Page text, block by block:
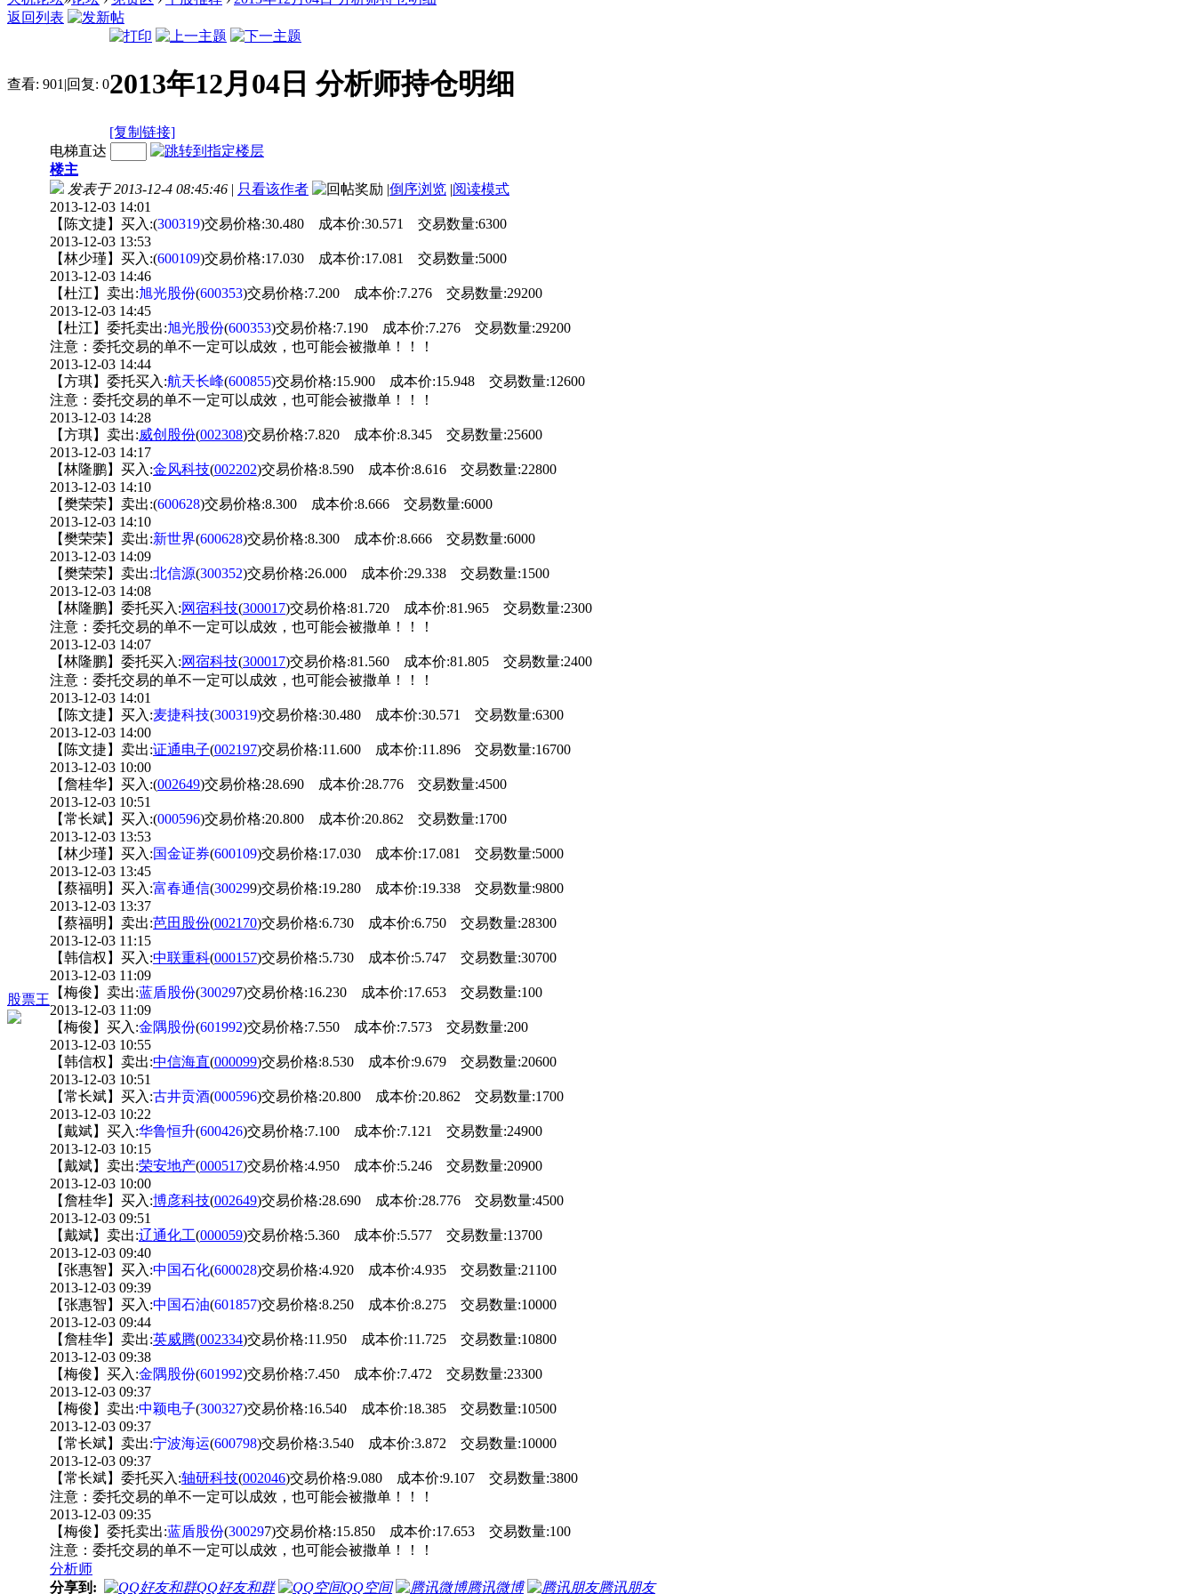
返回列表
查看: 901 |回复: 02013年12月04日 分析师持仓明细
[复制链接]
股票王
电梯直达
楼主
发表于 2013-12-4 08:45:46 | 只看该作者 |倒序浏览 |阅读模式
2013-12-03 14:01
【陈文捷】买入:(300319)交易价格:30.480 成本价:30.571 交易数量:6300
2013-12-03 13:53
【林少瑾】买入:(600109)交易价格:17.030 成本价:17.081 交易数量:5000
2013-12-03 14:46
【杜江】卖出:旭光股份(600353)交易价格:7.200 成本价:7.276 交易数量:29200
2013-12-03 14:45
【杜江】委托卖出:旭光股份(600353)交易价格:7.190 成本价:7.276 交易数量:29200
注意：委托交易的单不一定可以成效，也可能会被撒单！！！
2013-12-03 14:44
【方琪】委托买入:航天长峰(600855)交易价格:15.900 成本价:15.948 交易数量:12600
注意：委托交易的单不一定可以成效，也可能会被撒单！！！
2013-12-03 14:28
【方琪】卖出:威创股份(002308)交易价格:7.820 成本价:8.345 交易数量:25600
2013-12-03 14:17
【林隆鹏】买入:金风科技(002202)交易价格:8.590 成本价:8.616 交易数量:22800
2013-12-03 14:10
【樊荣荣】卖出:(600628)交易价格:8.300 成本价:8.666 交易数量:6000
2013-12-03 14:10
【樊荣荣】卖出:新世界(600628)交易价格:8.300 成本价:8.666 交易数量:6000
2013-12-03 14:09
【樊荣荣】卖出:北信源(300352)交易价格:26.000 成本价:29.338 交易数量:1500
2013-12-03 14:08
【林隆鹏】委托买入:网宿科技(300017)交易价格:81.720 成本价:81.965 交易数量:2300
注意：委托交易的单不一定可以成效，也可能会被撒单！！！
2013-12-03 14:07
【林隆鹏】委托买入:网宿科技(300017)交易价格:81.560 成本价:81.805 交易数量:2400
注意：委托交易的单不一定可以成效，也可能会被撒单！！！
2013-12-03 14:01
【陈文捷】买入:麦捷科技(300319)交易价格:30.480 成本价:30.571 交易数量:6300
2013-12-03 14:00
【陈文捷】卖出:证通电子(002197)交易价格:11.600 成本价:11.896 交易数量:16700
2013-12-03 10:00
【詹桂华】买入:(002649)交易价格:28.690 成本价:28.776 交易数量:4500
2013-12-03 10:51
【常长斌】买入:(000596)交易价格:20.800 成本价:20.862 交易数量:1700
2013-12-03 13:53
【林少瑾】买入:国金证券(600109)交易价格:17.030 成本价:17.081 交易数量:5000
2013-12-03 13:45
【蔡福明】买入:富春通信(300299)交易价格:19.280 成本价:19.338 交易数量:9800
2013-12-03 13:37
【蔡福明】卖出:芭田股份(002170)交易价格:6.730 成本价:6.750 交易数量:28300
2013-12-03 11:15
【韩信权】买入:中联重科(000157)交易价格:5.730 成本价:5.747 交易数量:30700
2013-12-03 11:09
【梅俊】卖出:蓝盾股份(300297)交易价格:16.230 成本价:17.653 交易数量:100
2013-12-03 11:09
【梅俊】买入:金隅股份(601992)交易价格:7.550 成本价:7.573 交易数量:200
2013-12-03 10:55
【韩信权】卖出:中信海直(000099)交易价格:8.530 成本价:9.679 交易数量:20600
2013-12-03 10:51
【常长斌】买入:古井贡酒(000596)交易价格:20.800 成本价:20.862 交易数量:1700
2013-12-03 10:22
【戴斌】买入:华鲁恒升(600426)交易价格:7.100 成本价:7.121 交易数量:24900
2013-12-03 10:15
【戴斌】卖出:荣安地产(000517)交易价格:4.950 成本价:5.246 交易数量:20900
2013-12-03 10:00
【詹桂华】买入:博彦科技(002649)交易价格:28.690 成本价:28.776 交易数量:4500
2013-12-03 09:51
【戴斌】卖出:辽通化工(000059)交易价格:5.360 成本价:5.577 交易数量:13700
2013-12-03 09:40
【张惠智】买入:中国石化(600028)交易价格:4.920 成本价:4.935 交易数量:21100
2013-12-03 09:39
【张惠智】买入:中国石油(601857)交易价格:8.250 成本价:8.275 交易数量:10000
2013-12-03 09:44
【詹桂华】卖出:英威腾(002334)交易价格:11.950 成本价:11.725 交易数量:10800
2013-12-03 09:38
【梅俊】买入:金隅股份(601992)交易价格:7.450 成本价:7.472 交易数量:23300
2013-12-03 09:37
【梅俊】卖出:中颖电子(300327)交易价格:16.540 成本价:18.385 交易数量:10500
2013-12-03 09:37
【常长斌】卖出:宁波海运(600798)交易价格:3.540 成本价:3.872 交易数量:10000
2013-12-03 09:37
【常长斌】委托买入:轴研科技(002046)交易价格:9.080 成本价:9.107 交易数量:3800
注意：委托交易的单不一定可以成效，也可能会被撒单！！！
2013-12-03 09:35
【梅俊】委托卖出:蓝盾股份(300297)交易价格:15.850 成本价:17.653 交易数量:100
注意：委托交易的单不一定可以成效，也可能会被撒单！！！
分析师
分享到:
QQ好友和群 QQ空间 腾讯微博
腾讯朋友